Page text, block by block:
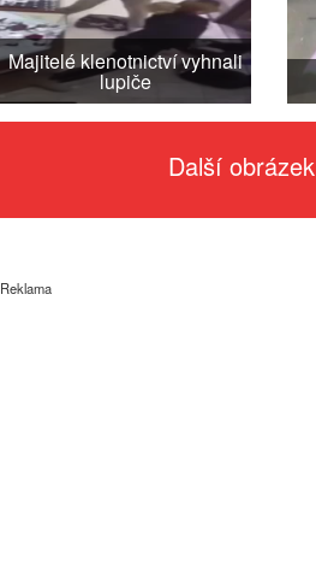
Majitelé klenotnictví vyhnali
lupiče
Další obrázek
Reklama